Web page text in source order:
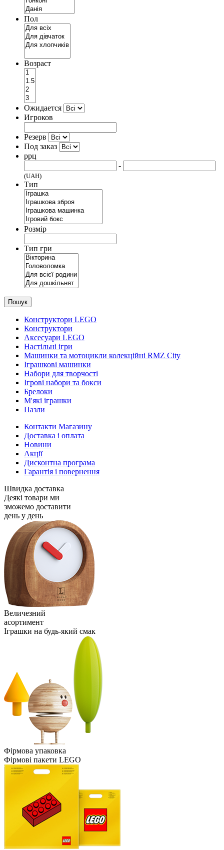
Пол
Возраст
Ожидается
Игроков
Резерв
Под заказ
ррц
-
(UAH)
Тип
Розмір
Тип гри
Пошук
Конструктори LEGO
Конструктори
Аксесуари LEGO
Настільні ігри
Машинки та мотоцикли колекційні RMZ City
Іграшкові машинки
Набори для творчості
Ігрові набори та бокси
Брелоки
М'які іграшки
Пазли
Контакти Магазину
Доставка і оплата
Новини
Акції
Дисконтна програма
Гарантія і повернення
Швидка доставка
Деякі товари ми
зможемо доставити
день у день
Величезний
асортимент
Іграшки на будь-який смак
Фірмова упаковка
Фірмові пакети LEGO